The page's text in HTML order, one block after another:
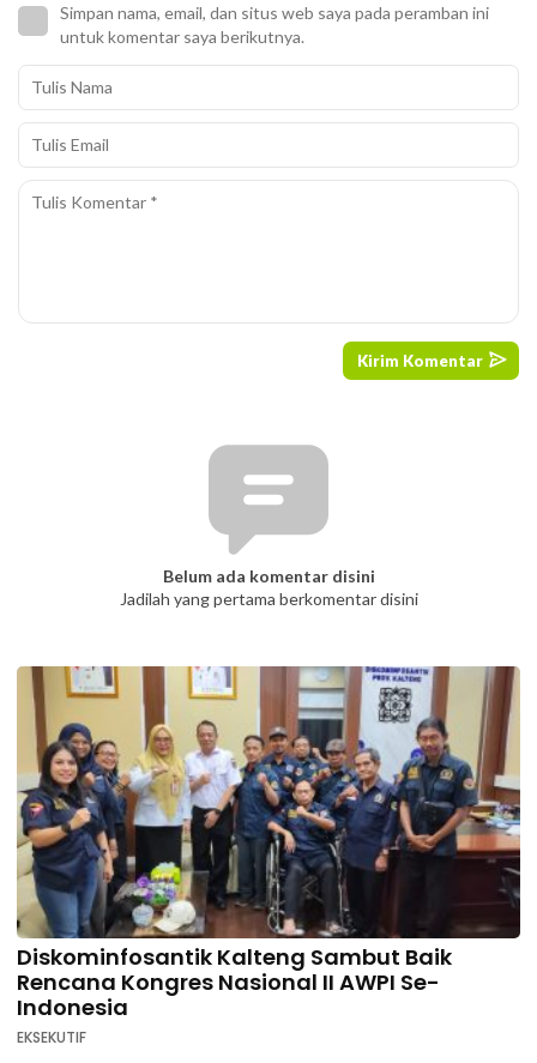
Simpan nama, email, dan situs web saya pada peramban ini
untuk komentar saya berikutnya.
Belum ada komentar disini
Jadilah yang pertama berkomentar disini
Diskominfosantik Kalteng Sambut Baik
Rencana Kongres Nasional II AWPI Se-
Indonesia
EKSEKUTIF